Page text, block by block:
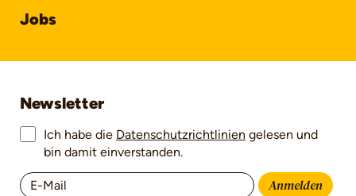
Jobs
Newsletter
Ich habe die Datenschutzrichtlinien gelesen und
bin damit einverstanden.
Anmelden